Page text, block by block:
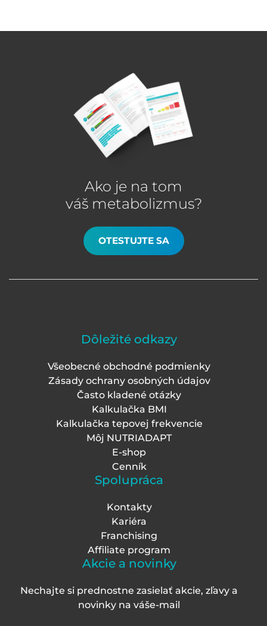
Ako je na tom
váš metabolizmus?
OTESTUJTE SA
Dôležité odkazy
Všeobecné obchodné podmienky
Zásady ochrany osobných údajov
Často kladené otázky
Kalkulačka BMI
Kalkulačka tepovej frekvencie
Môj NUTRIADAPT
E-shop
Cenník
Spolupráca
Kontakty
Kariéra
Franchising
Affiliate program
Akcie a novinky
Nechajte si prednostne zasielať akcie, zľavy a
novinky na váše-mail